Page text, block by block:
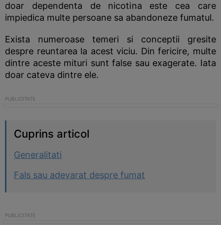
doar dependenta de nicotina este cea care
impiedica multe persoane sa abandoneze fumatul.
Exista numeroase temeri si conceptii gresite
despre reuntarea la acest viciu. Din fericire, multe
dintre aceste mituri sunt false sau exagerate. Iata
doar cateva dintre ele.
Cuprins articol
Generalitati
Fals sau adevarat despre fumat